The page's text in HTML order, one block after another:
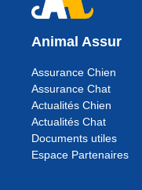
Animal Assur
Assurance Chien
Assurance Chat
Actualités Chien
Actualités Chat
Documents utiles
Espace Partenaires